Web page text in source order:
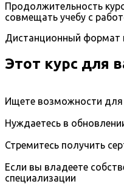
Продолжительность
совмещать учебу с
Дистанционный формат
Этот курс для
Ищете возможности для
Нуждаетесь в
Стремитесь получить
Если вы владеете
специализации